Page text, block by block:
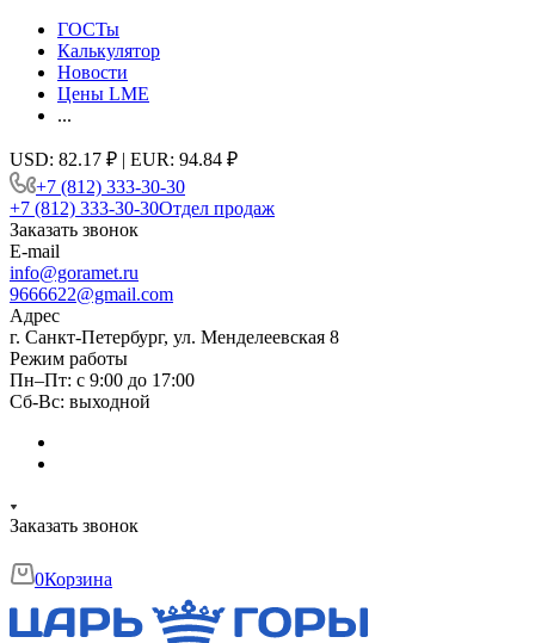
ГОСТы
Калькулятор
Новости
Цены LME
...
USD: 82.17 ₽ | EUR: 94.84 ₽
+7 (812) 333-30-30
+7 (812) 333-30-30Отдел продаж
Заказать звонок
E-mail
info@goramet.ru
9666622@gmail.com
Адрес
г. Санкт-Петербург, ул. Менделеевская 8
Режим работы
Пн–Пт: с 9:00 до 17:00
Сб-Вс: выходной
Заказать звонок
0Корзина